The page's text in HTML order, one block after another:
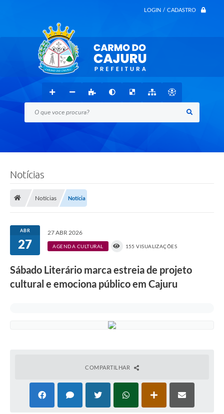
LOGIN / CADASTRO
O que voce procura?
Notícias
Notícias Notícia
ABR
27
27 ABR 2026
AGENDA CULTURAL 155 VISUALIZAÇÕES
Sábado Literário marca estreia de projeto
cultural e emociona público em Cajuru
COMPARTILHAR